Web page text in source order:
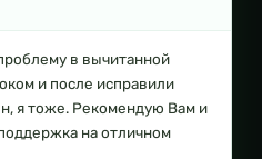
в вычитанной
и после исправили
я тоже. Рекомендую Вам и
на отличном